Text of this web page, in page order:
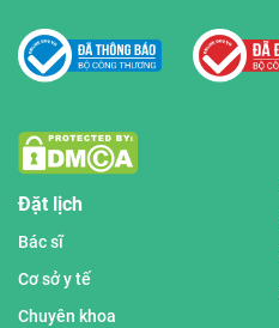
Đặt lịch
Bác sĩ
Cơ sở y tế
Chuyên khoa